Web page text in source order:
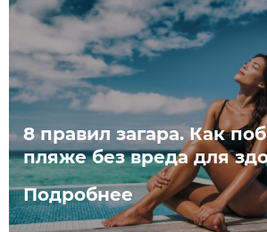
8 правил загара. Как
пляже без вреда для
Подробнее